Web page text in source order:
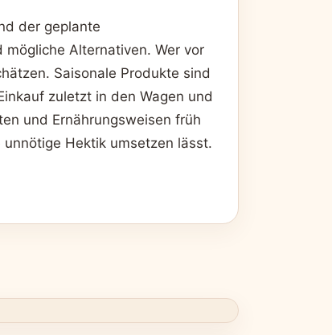
der geplante
Alternativen. Wer vor
Saisonale Produkte sind
zuletzt in den Wagen und
und Ernährungsweisen früh
Hektik umsetzen lässt.